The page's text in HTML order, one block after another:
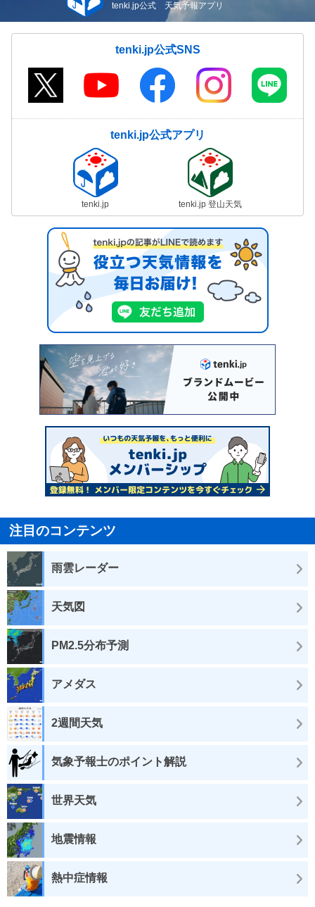
tenki.jp公式 天気予報アプリ
tenki.jp公式SNS
tenki.jp公式アプリ
tenki.jp tenki.jp 登山天気
注目のコンテンツ
雨雲レーダー
天気図
PM2.5分布予測
アメダス
2週間天気
気象予報士のポイント解説
世界天気
地震情報
熱中症情報